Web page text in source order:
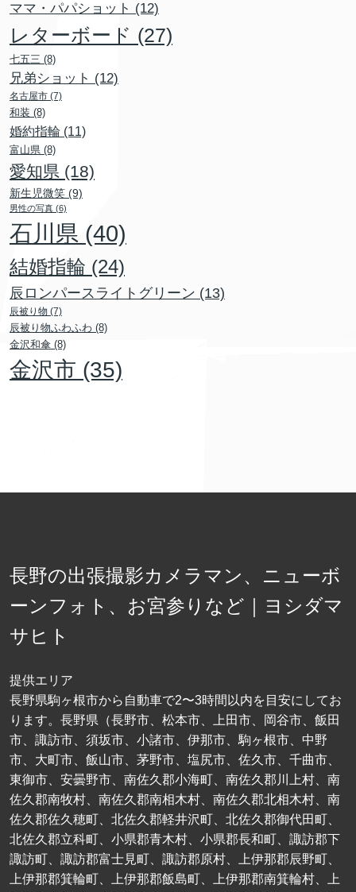
ママ・パパショット (12)
レターボード (27)
七五三 (8)
兄弟ショット (12)
名古屋市 (7)
和装 (8)
婚約指輪 (11)
富山県 (8)
愛知県 (18)
新生児微笑 (9)
男性の写真 (6)
石川県 (40)
結婚指輪 (24)
辰ロンパースライトグリーン (13)
辰被り物 (7)
辰被り物ふわふわ (8)
金沢和傘 (8)
金沢市 (35)
長野の出張撮影カメラマン、ニューボ
ーンフォト、お宮参りなど｜ヨシダマ
サヒト
提供エリア
長野県駒ヶ根市から自動車で2〜3時間以内を目安にしてお
ります。長野県（長野市、松本市、上田市、岡谷市、飯田
市、諏訪市、須坂市、小諸市、伊那市、駒ヶ根市、中野
市、大町市、飯山市、茅野市、塩尻市、佐久市、千曲市、
東御市、安曇野市、南佐久郡小海町、南佐久郡川上村、南
佐久郡南牧村、南佐久郡南相木村、南佐久郡北相木村、南
佐久郡佐久穂町、北佐久郡軽井沢町、北佐久郡御代田町、
北佐久郡立科町、小県郡青木村、小県郡長和町、諏訪郡下
諏訪町、諏訪郡富士見町、諏訪郡原村、上伊那郡辰野町、
上伊那郡箕輪町、上伊那郡飯島町、上伊那郡南箕輪村、上